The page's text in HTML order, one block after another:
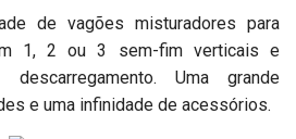
Pesquisa de
satisfação
Pós-venda
Registre sua
máquina
Em direto
Blog
Contato
de vagões misturadores para
1, 2 ou 3 sem-fim verticais e
Uma grande
e uma infinidade de acessórios.